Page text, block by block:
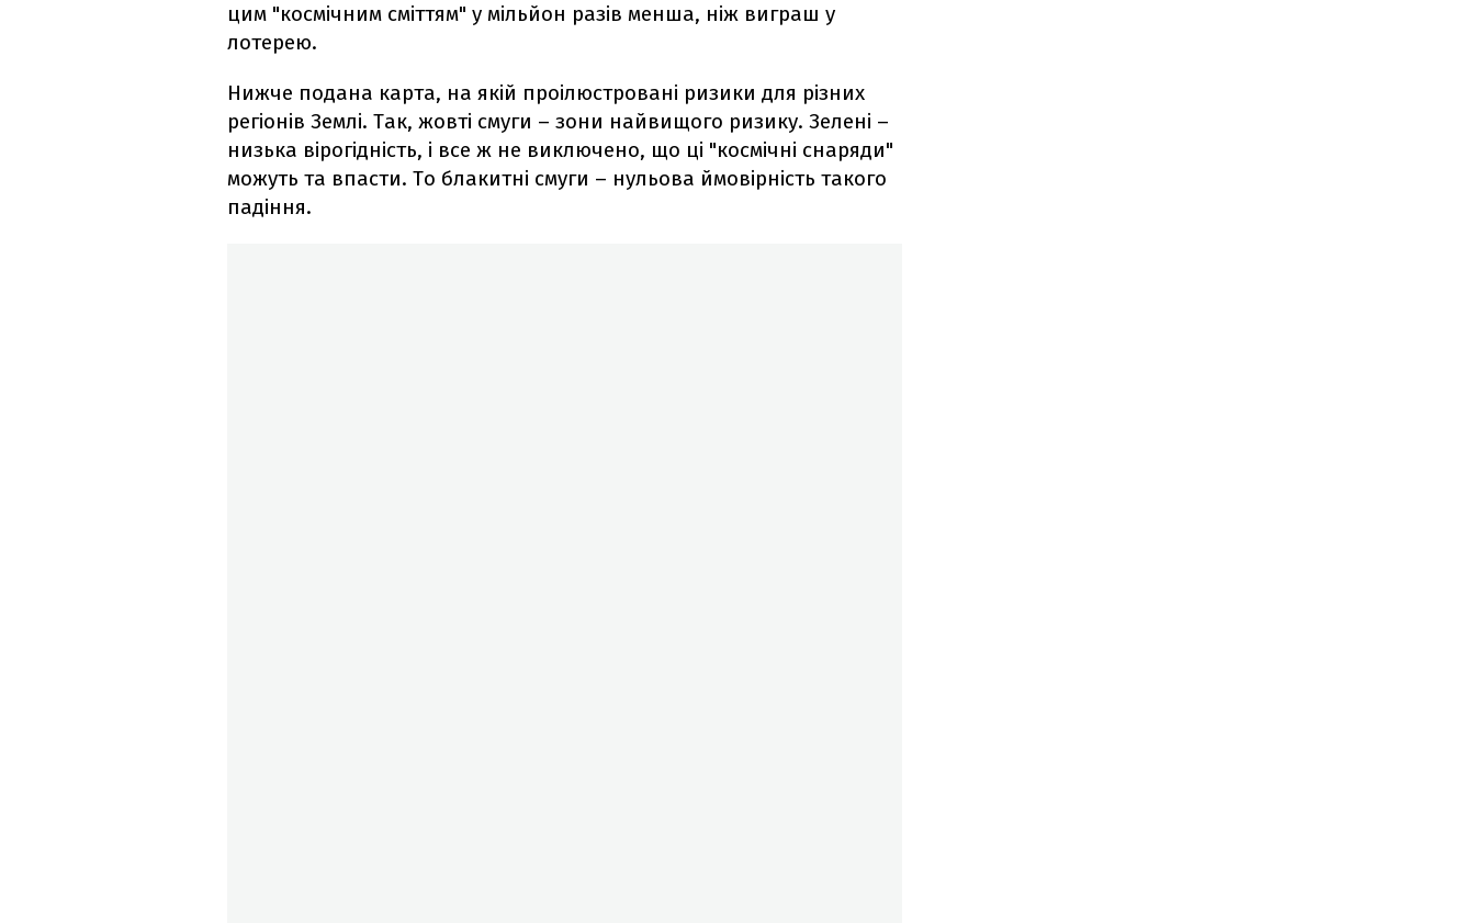
цим "космічним сміттям" у мільйон разів менша, ніж виграш у
лотерею.
Нижче подана карта, на якій проілюстровані ризики для різних
регіонів Землі. Так, жовті смуги – зони найвищого ризику. Зелені –
низька вірогідність, і все ж не виключено, що ці "космічні снаряди"
можуть та впасти. То блакитні смуги – нульова ймовірність такого
падіння.